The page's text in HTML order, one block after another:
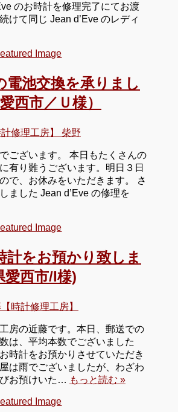
のお時計を修理完了にてお渡
けて同じ Jean d’Eve のレディ
電池交換を承りまし
西市／Ｕ様）
計修理工房】 柴野
ございます。 本日もたくさんの
有り難うございます。明日３日
で、お休みをいただきます。 さ
ました Jean d’Eve の修理を
計をお預かり致しま
愛西市/I様)
時計修理工房】
房の近藤です。本日、郵送での
は、平均本数でございました
時計をお預かりさせていただき
は雨でございましたが、わざわ
お預けいた… もっと読む »